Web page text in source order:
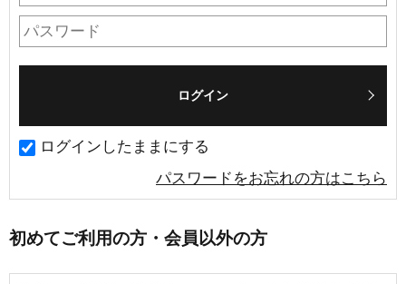
ログインしたままにする
パスワードをお忘れの方はこちら
初めてご利用の方・会員以外の方